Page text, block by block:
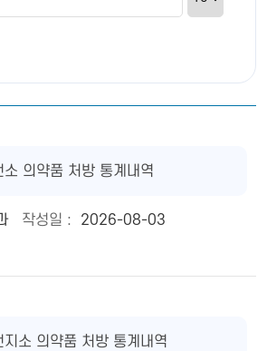
의약품 처방 통계내역
2026-08-03
소 의약품 처방 통계내역